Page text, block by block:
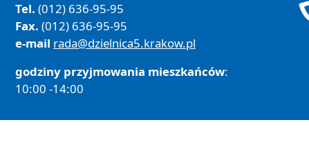
Tel. (012) 636-95-95
Fax. (012) 636-95-95
e-mail rada@dzielnica5.krakow.pl
godziny przyjmowania mieszkańców:
10:00 -14:00